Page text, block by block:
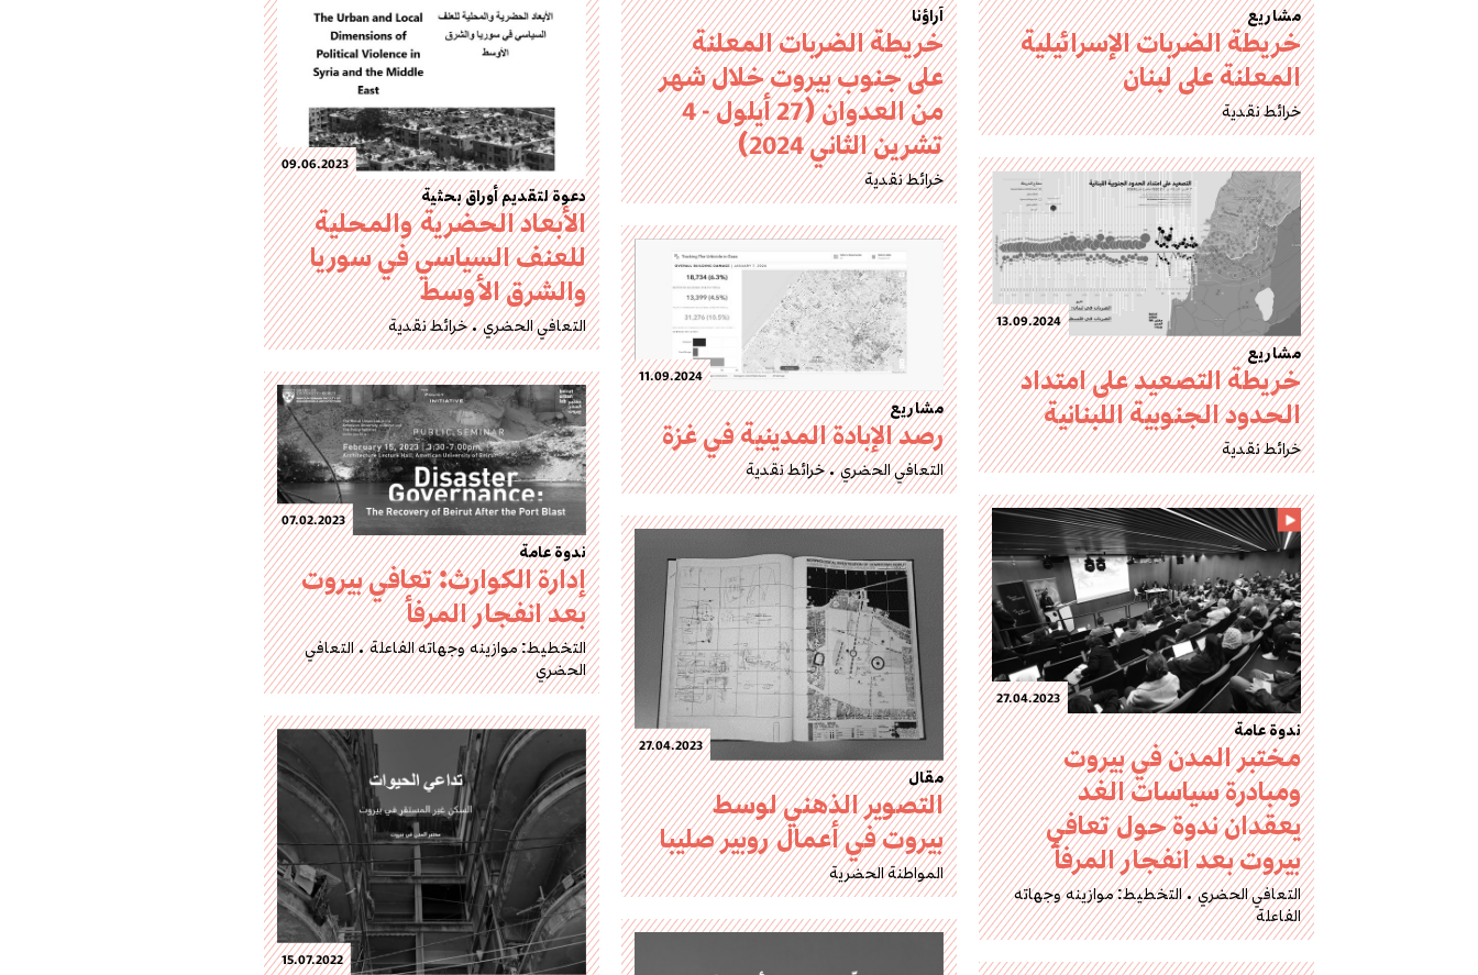
مشاريع
خريطة الضربات الإسرائيلية
المعلنة على لبنان
خرائط نقدية
آراؤنا
خريطة الضربات المعلنة
على جنوب بيروت خلال شهر
من العدوان (27 أيلول - 4
تشرين الثاني 2024)
خرائط نقدية
13.09.2024
مشاريع
خريطة التصعيد على امتداد
الحدود الجنوبية اللبنانية
خرائط نقدية
11.09.2024
مشاريع
رصد الإبادة المدينية في غزة
التعافي الحضري خرائط نقدية
09.06.2023
دعوة لتقديم أوراق بحثية
الأبعاد الحضرية والمحلية
للعنف السياسي في سوريا
والشرق الأوسط
التعافي الحضري خرائط نقدية
27.04.2023
ندوة عامة
مختبر المدن في بيروت
ومبادرة سياسات الغد
يعقدان ندوة حول تعافي
بيروت بعد انفجار المرفأ
التعافي الحضري التخطيط: موازينه وجهاته
الفاعلة
27.04.2023
مقال
التصوير الذهني لوسط
بيروت في أعمال روبير صليبا
المواطنة الحضرية
07.02.2023
ندوة عامة
إدارة الكوارث: تعافي بيروت
بعد انفجار المرفأ
التخطيط: موازينه وجهاته الفاعلة التعافي
الحضري
15.07.2022